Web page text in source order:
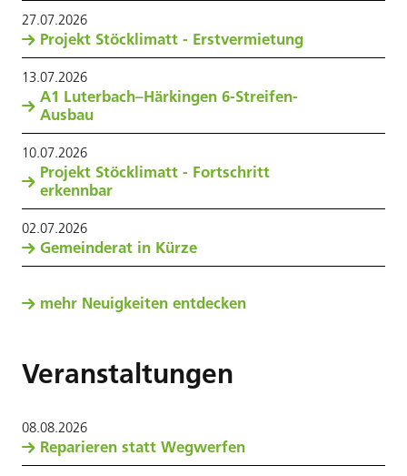
27.07.2026
Projekt Stöcklimatt - Erstvermietung
13.07.2026
A1 Luterbach–Härkingen 6-Streifen-
Ausbau
10.07.2026
Projekt Stöcklimatt - Fortschritt
erkennbar
02.07.2026
Gemeinderat in Kürze
mehr Neuigkeiten entdecken
Veranstaltungen
08.08.2026
Reparieren statt Wegwerfen